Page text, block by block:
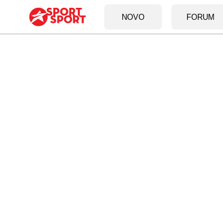
NOVO FORUM